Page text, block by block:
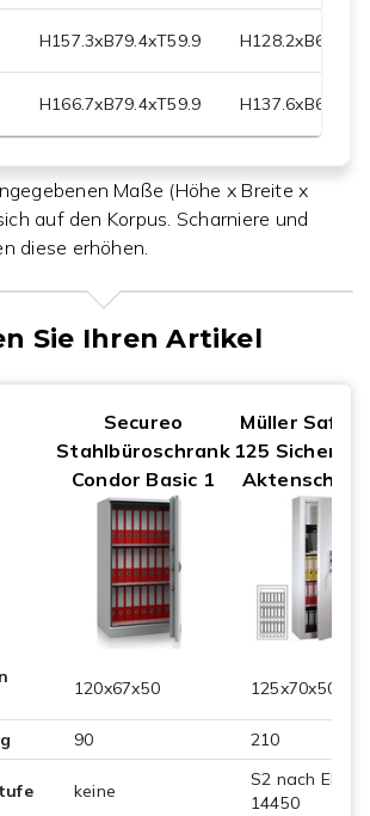
H157.3xB79.4xT59.9 H128.2xB63.7
H166.7xB79.4xT59.9 H137.6xB63.7
Maße (Höhe x Breite x
auf den Korpus. Scharniere und
diese erhöhen.
Sie Ihren Artikel
Secureo
Stahlbüroschrank
Condor Basic 1
Müller Safe
125
120x67x50 125x70x50
90 210
keine
S2 nach EN
14450